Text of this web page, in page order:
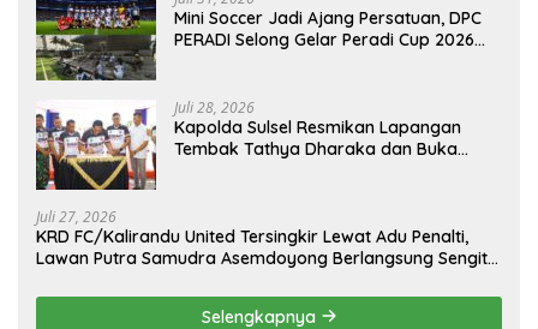
Mini Soccer Jadi Ajang Persatuan, DPC
PERADI Selong Gelar Peradi Cup 2026
Juli 28, 2026
Kapolda Sulsel Resmikan Lapangan
Tembak Tathya Dharaka dan Buka
Juli 27, 2026
KRD FC/Kalirandu United Tersingkir Lewat Adu Penalti,
Lawan Putra Samudra Asemdoyong Berlangsung Sengit
Selengkapnya